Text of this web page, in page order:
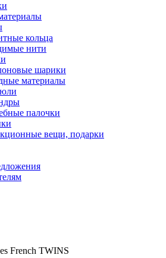
кольца
нити
шарики
материалы
палочки
вещи, подарки
French TWINS